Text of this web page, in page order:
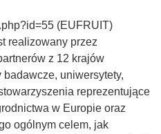
(EUFRUIT)
realizowany przez
z 12 krajów
uniwersytety,
reprezentujące
w Europie oraz
ogólnym celem, jak